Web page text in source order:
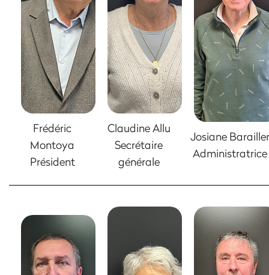
Frédéric
Montoya
Président
Claudine Allu
Secrétaire
générale
Josiane Barailler
Administratrice